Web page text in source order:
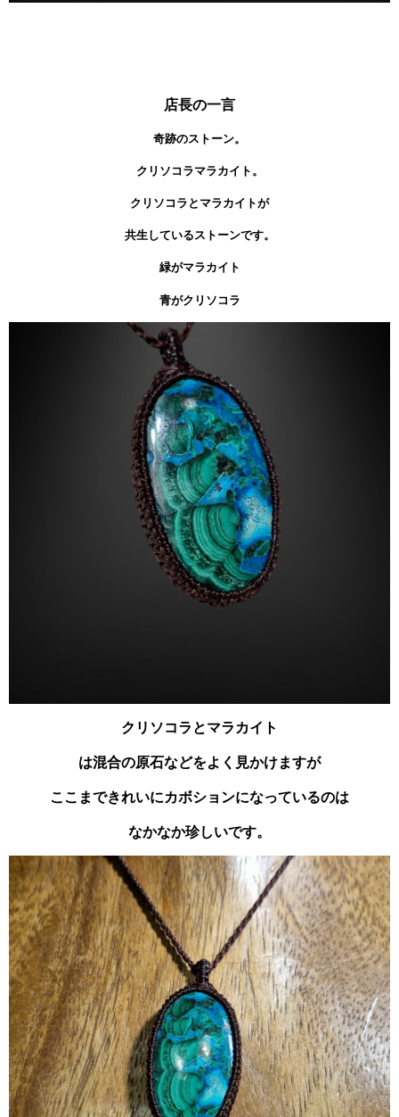
店長の一言
奇跡のストーン。
クリソコラマラカイト。
クリソコラとマラカイトが
共生しているストーンです。
緑がマラカイト
青がクリソコラ
クリソコラとマラカイト
は混合の原石などをよく見かけますが
ここまできれいにカボションになっているのは
なかなか珍しいです。